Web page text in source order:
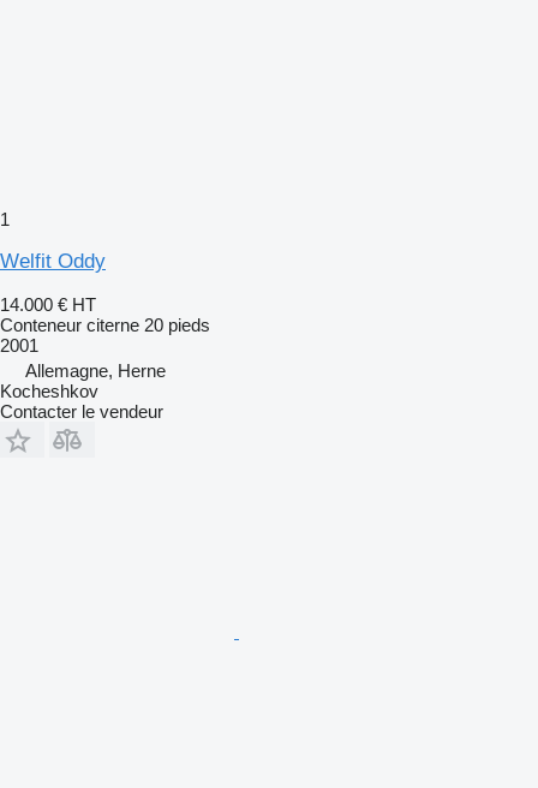
1
Welfit Oddy
14.000 € HT
Conteneur citerne 20 pieds
2001
Allemagne, Herne
Kocheshkov
Contacter le vendeur